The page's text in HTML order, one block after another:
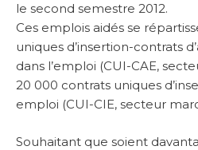
le second semestre 2012.
Ces emplois aidés se
uniques d’insertion-contrats
dans l’emploi (CUI-CAE,
20 000 contrats uniques
emploi (CUI-CIE, secteur
Souhaitant que soient